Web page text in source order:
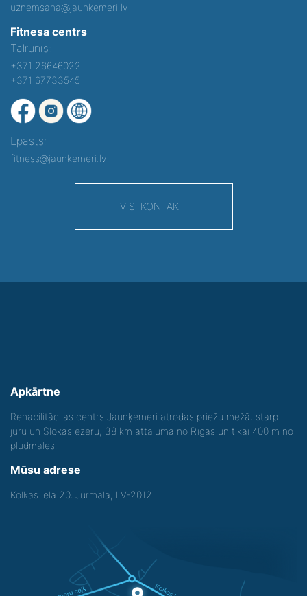
uznemsana@jaunkemeri.lv
Fitnesa centrs
Tālrunis:
+371 26646022
+371 67733545
Epasts:
fitness@jaunkemeri.lv
VISI KONTAKTI
Apkārtne
Rehabilitācijas centrs Jaunķemeri atrodas priežu mežā, starp
jūru un Slokas ezeru, 38 km attālumā no Rīgas un tikai 400 m no
pludmales.
Mūsu adrese
Kolkas iela 20, Jūrmala, LV-2012